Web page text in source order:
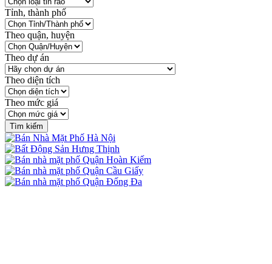
Tỉnh, thành phố
Theo quận, huyện
Theo dự án
Theo diện tích
Theo mức giá